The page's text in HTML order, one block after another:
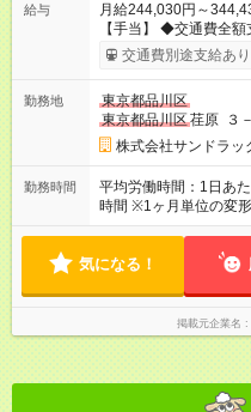
給与
月給244,030円～
【手当】 ◆交通費全
手当 ◆登録販売者資格手
回（4月） ・賞与年2回（7月・12月
す。
交通費別途支給あり
勤務地
東京都品川区
東京都品川区荏原 ３
株式会社サンドラッ
勤務時間
平均労働時間：1日あ
時間 ※1ヶ月単位の変形労働時間制となります ※店舗により異な
ります ▼シフト例 早番／07:00～17:00（休憩1.5h） 遅番／
残業は全社平均月11.6時間！ 平均労働時間：1日
となります ※店舗により異なります ▼
17:00（休憩1.5h） 遅
気になる！
掲載元企業名